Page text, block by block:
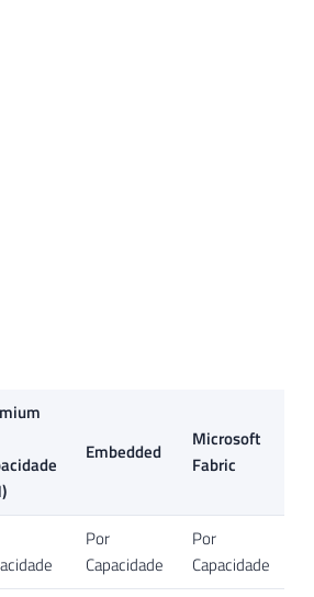
Embedded
Microsoft
Fabric
Por
Capacidade
Por
Capacidade